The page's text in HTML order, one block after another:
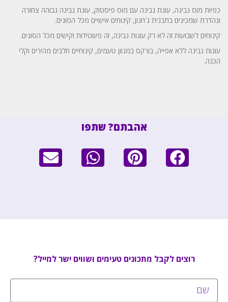
כפיות מוס גבינה, עוגת גבינה עם מוס פיסטוק, עוגת גבינה גבוהה צחורה
ונהדרת שמכינים בתבנית ג'חנון, קינוחים אישיים מכל הסוגים.
קינוחים לשבועות זה לא רק עוגות גבינה, זה פשטידות וקישים מכל הסוגים.
עוגות גבינה ללא אפייה, בורקס במגוון טעמים, קינוחיים חלבים מהירים וקלי
הכנה.
אהבתם? שתפו
רוצים לקבל מתכונים טעימים ושווים ישר למייל?